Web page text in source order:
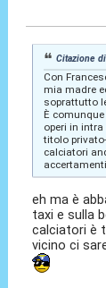
Citazione
Con
mia madre
soprattutto
È
operi in
titolo
calciatori
eh ma è
taxi e sulla
calciatori è
vicino ci